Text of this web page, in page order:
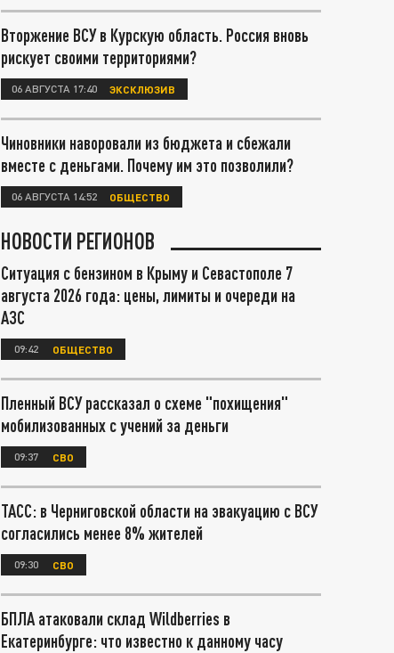
Вторжение ВСУ в Курскую область. Россия вновь
рискует своими территориями?
06 АВГУСТА 17:40 ЭКСКЛЮЗИВ
Чиновники наворовали из бюджета и сбежали
вместе с деньгами. Почему им это позволили?
06 АВГУСТА 14:52 ОБЩЕСТВО
НОВОСТИ РЕГИОНОВ
Ситуация с бензином в Крыму и Севастополе 7
августа 2026 года: цены, лимиты и очереди на
АЗС
09:42 ОБЩЕСТВО
Пленный ВСУ рассказал о схеме "похищения"
мобилизованных с учений за деньги
09:37 СВО
ТАСС: в Черниговской области на эвакуацию с ВСУ
согласились менее 8% жителей
09:30 СВО
БПЛА атаковали склад Wildberries в
Екатеринбурге: что известно к данному часу